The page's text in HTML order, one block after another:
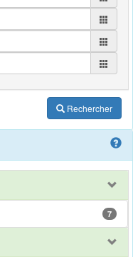
Rechercher
7